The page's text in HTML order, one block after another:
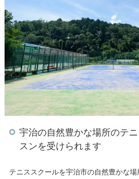
宇治の自然豊かな場所のテ
スンを受けられます
テニススクールを宇治市の自然豊かな